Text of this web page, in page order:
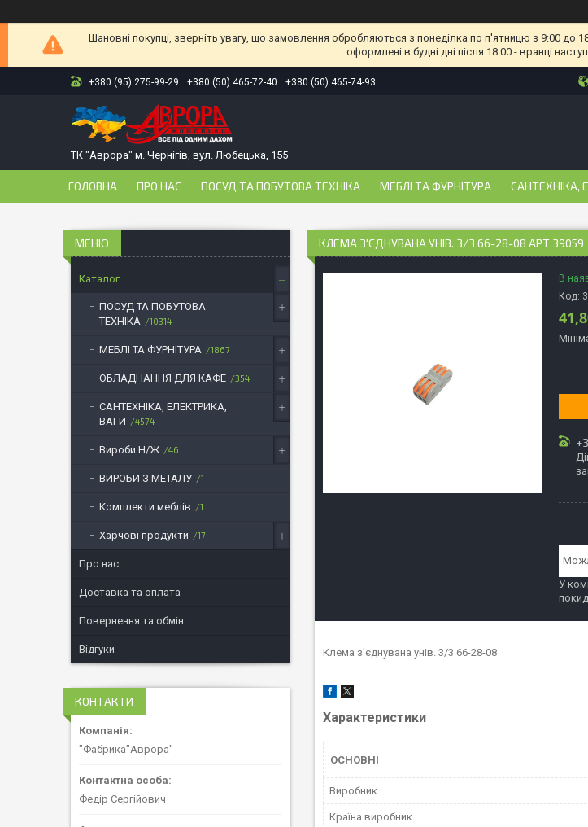
Шановні покупці, зверніть увагу, що замовлення обробляються з понеділка по п'ятницю з 9:00
оформлені в будні дні після 18:00 - вранці
+380 (95) 275-99-29 +380 (50) 465-72-40 +380 (50) 465-74-93
ТК "Аврора" м. Чернігів, вул. Любецька, 155
ГОЛОВНА ПРО НАС ПОСУД ТА ПОБУТОВА ТЕХНІКА МЕБЛІ ТА ФУРНІТУРА САНТЕХНІКА,
КЛЕМА З'ЄДНУВАНА УНІВ. 3/3 66-28-08 АРТ.39059
В
Код:
У
Клема з'єднувана унів. 3/3 66-28-08
Характеристики
ОСНОВНІ
Виробник
Країна виробник
Каталог
ПОСУД ТА ПОБУТОВА
ТЕХНІКА
10314
МЕБЛІ ТА ФУРНІТУРА 1867
ОБЛАДНАННЯ ДЛЯ КАФЕ 354
САНТЕХНІКА, ЕЛЕКТРИКА,
ВАГИ
4574
Вироби Н/Ж 46
ВИРОБИ З МЕТАЛУ 1
Комплекти меблів 1
Харчові продукти 17
Про нас
Доставка та оплата
Повернення та обмін
Відгуки
КОНТАКТИ
"Фабрика"Аврора"
Федір Сергійович